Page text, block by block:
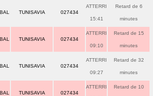
TUNISAVIA 027434
ATTERRI
15:41
Retard de 6
minutes
TUNISAVIA 027434
ATTERRI
09:10
Retard de 15
minutes
TUNISAVIA 027434
ATTERRI
09:27
Retard de 32
minutes
TUNISAVIA 027434
ATTERRI Retard de 10